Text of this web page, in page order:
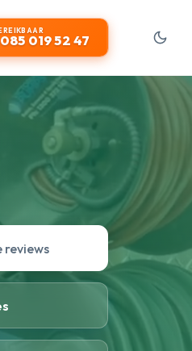
019 52 47
reviews